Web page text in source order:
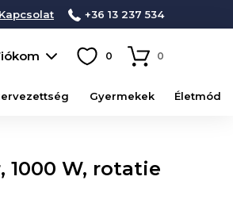
Kapcsolat +36 13 237 534
0 0
Gyermekek Életmód
1000 W, rotatie